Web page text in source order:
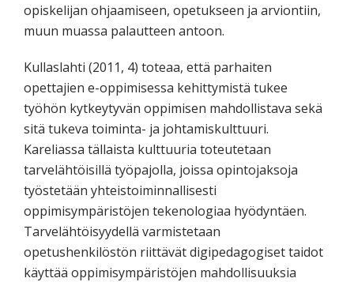
opiskelijan ohjaamiseen, opetukseen ja arviontiin,
muun muassa palautteen antoon.
Kullaslahti (2011, 4) toteaa, että parhaiten
opettajien e-oppimisessa kehittymistä tukee
työhön kytkeytyvän oppimisen mahdollistava sekä
sitä tukeva toiminta- ja johtamiskulttuuri.
Kareliassa tällaista kulttuuria toteutetaan
tarvelähtöisillä työpajolla, joissa opintojaksoja
työstetään yhteistoiminnallisesti
oppimisympäristöjen tekenologiaa hyödyntäen.
Tarvelähtöisyydellä varmistetaan
opetushenkilöstön riittävät digipedagogiset taidot
käyttää oppimisympäristöjen mahdollisuuksia